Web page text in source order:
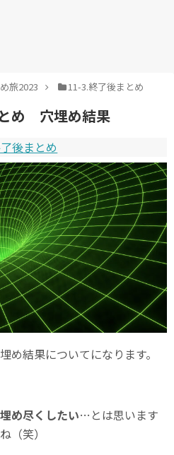
旅2023 11-3.終了後まとめ
め 穴埋め結果
後まとめ
め結果についてになります。
め尽くしたい…とは思います
（笑）